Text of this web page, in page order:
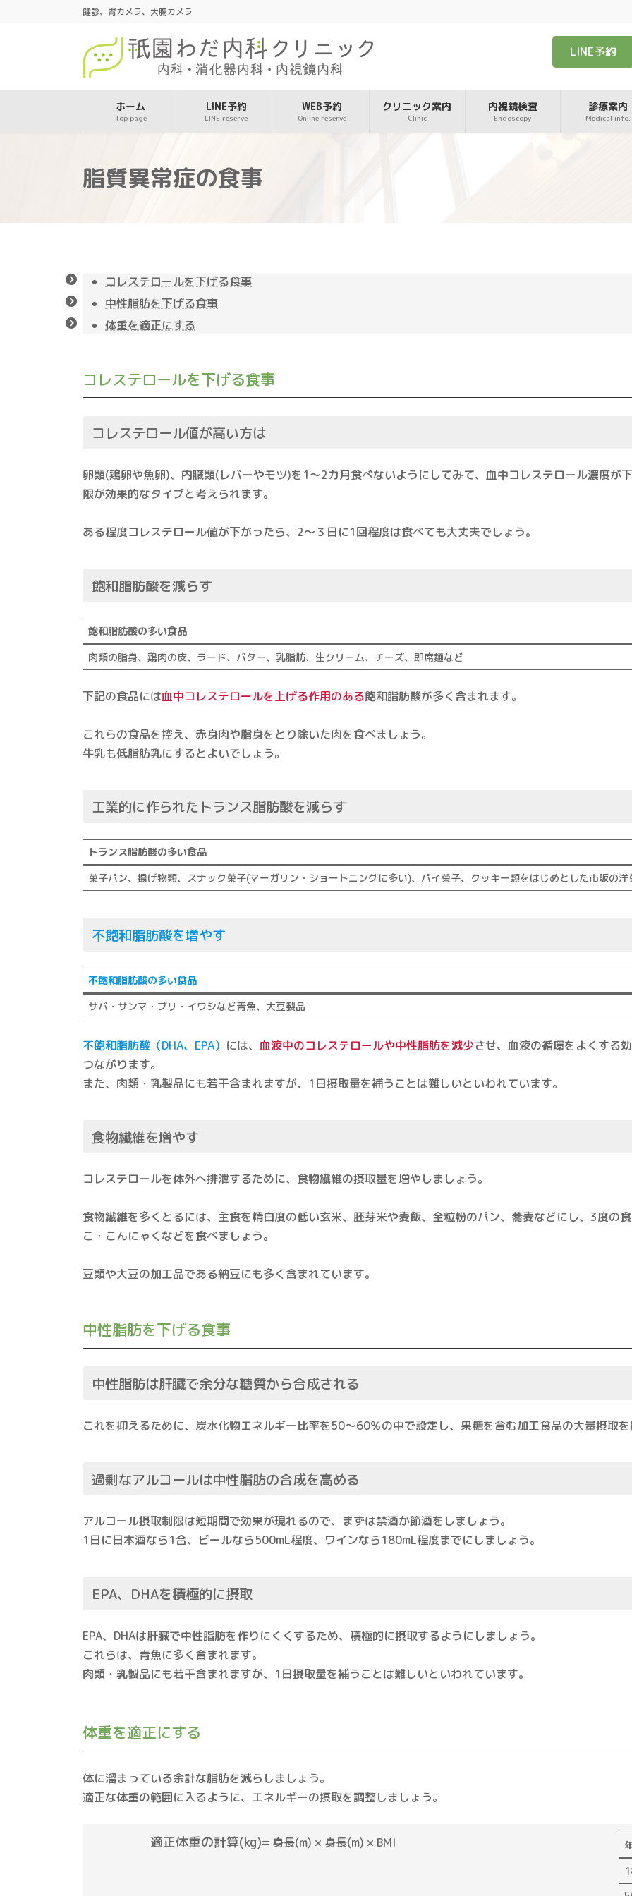
健診、胃カメラ、大腸カメラ
LINE予約
ホーム
Top page
LINE予約
LINE reserve
WEB予約
Online reserve
クリニック案内
Clinic
内視鏡検査
Endoscopy
診療案内
Medical info.
脂質異常症の食事
コレステロールを下げる食事
中性脂肪を下げる食事
体重を適正にする
コレステロールを下げる食事
コレステロール値が高い方は
卵類(鶏卵や魚卵)、内臓類(レバーやモツ)を1～2カ月食べないようにしてみて、血中コレステロール濃度が
限が効果的なタイプと考えられます。
ある程度コレステロール値が下がったら、2～３日に1回程度は食べても大丈夫でしょう。
飽和脂肪酸を減らす
飽和脂肪酸の多い食品
肉類の脂身、鶏肉の皮、ラード、バター、乳脂肪、生クリーム、チーズ、即席麺など
下記の食品には血中コレステロールを上げる作用のある飽和脂肪酸が多く含まれます。
これらの食品を控え、赤身肉や脂身をとり除いた肉を食べましょう。
牛乳も低脂肪乳にするとよいでしょう。
工業的に作られたトランス脂肪酸を減らす
トランス脂肪酸の多い食品
菓子パン、揚げ物類、スナック菓子(マーガリン・ショートニングに多い)、パイ菓子、クッキー類をはじめとした市販の洋
不飽和脂肪酸を増やす
不飽和脂肪酸の多い食品
サバ・サンマ・ブリ・イワシなど青魚、大豆製品
不飽和脂肪酸（DHA、EPA） には、 血液中のコレステロールや中性脂肪を減少させ、血液の循環をよくする
つながります。
また、肉類・乳製品にも若干含まれますが、1日摂取量を補うことは難しいといわれています。
食物繊維を増やす
コレステロールを体外へ排泄するために、食物繊維の摂取量を増やしましょう。
食物繊維を多くとるには、主食を精白度の低い玄米、胚芽米や麦飯、全粒粉のパン、蕎麦などにし、3度の
こ・こんにゃくなどを食べましょう。
豆類や大豆の加工品である納豆にも多く含まれています。
中性脂肪を下げる食事
中性脂肪は肝臓で余分な糖質から合成される
これを抑えるために、炭水化物エネルギー比率を50～60％の中で設定し、果糖を含む加工食品の大量摂取を
過剰なアルコールは中性脂肪の合成を高める
アルコール摂取制限は短期間で効果が現れるので、まずは禁酒か節酒をしましょう。
1日に日本酒なら1合、ビールなら500mL程度、ワインなら180mL程度までにしましょう。
EPA、DHAを積極的に摂取
EPA、DHAは肝臓で中性脂肪を作りにくくするため、積極的に摂取するようにしましょう。
これらは、青魚に多く含まれます。
肉類・乳製品にも若干含まれますが、1日摂取量を補うことは難しいといわれています。
体重を適正にする
体に溜まっている余計な脂肪を減らしましょう。
適正な体重の範囲に入るように、エネルギーの摂取を調整しましょう。
適正体重の計算(kg)= 身長(m) × 身長(m) × BMI